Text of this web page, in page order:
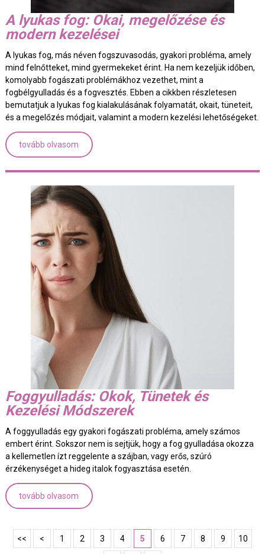
A lyukas fog: Okai, megelőzése és
modern kezelései
A lyukas fog, más néven fogszuvasodás, gyakori probléma, amely
mind felnőtteket, mind gyermekeket érint. Ha nem kezeljük időben,
komolyabb fogászati problémákhoz vezethet, mint a
fogbélgyulladás és a fogvesztés. Ebben a cikkben részletesen
bemutatjuk a lyukas fog kialakulásának folyamatát, okait, tüneteit,
és a megelőzés módjait, valamint a modern kezelési lehetőségeket.
tovább olvasom
Foggyulladás: Okok, Tünetek és
Kezelési Módszerek
A foggyulladás egy gyakori fogászati probléma, amely számos
embert érint. Sokszor nem is sejtjük, hogy a fog gyulladása okozza
a kellemetlen ízt reggelente a szájban, vagy erős, szúró
érzékenységet a hideg italok fogyasztása esetén.
tovább olvasom
<< < 1 2 3 4 5 6 7 8 9 10